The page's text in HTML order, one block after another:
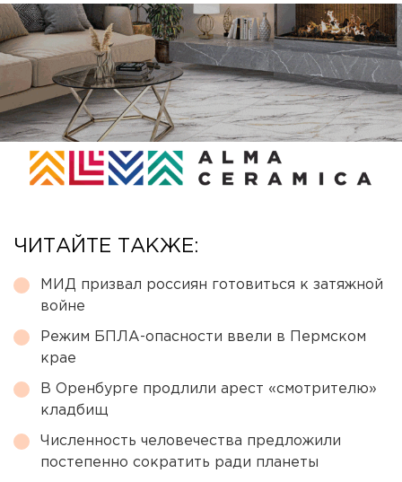
ЧИТАЙТЕ ТАКЖЕ:
МИД призвал россиян готовиться к затяжной
войне
Режим БПЛА-опасности ввели в Пермском
крае
В Оренбурге продлили арест «смотрителю»
кладбищ
Численность человечества предложили
постепенно сократить ради планеты